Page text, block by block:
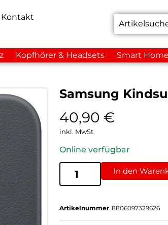
Kontakt
Kopfhörer & Headsets Smart
Samsung
40,90 €
inkl. MwSt.
Online verfügbar
In den
Artikelnummer 8806097329626